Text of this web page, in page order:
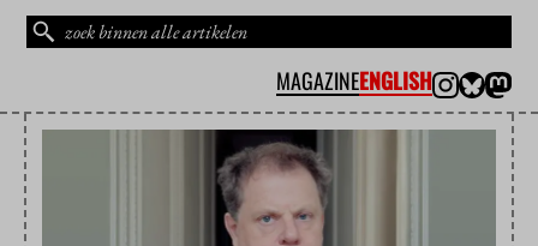
MAGAZINEENGLISH